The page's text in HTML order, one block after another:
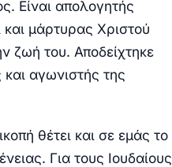
Είναι απολογητής
μάρτυρας Χριστού
ζωή του. Αποδείχτηκε
αγωνιστής της
θέτει και σε εμάς το
Για τους Ιουδαίους